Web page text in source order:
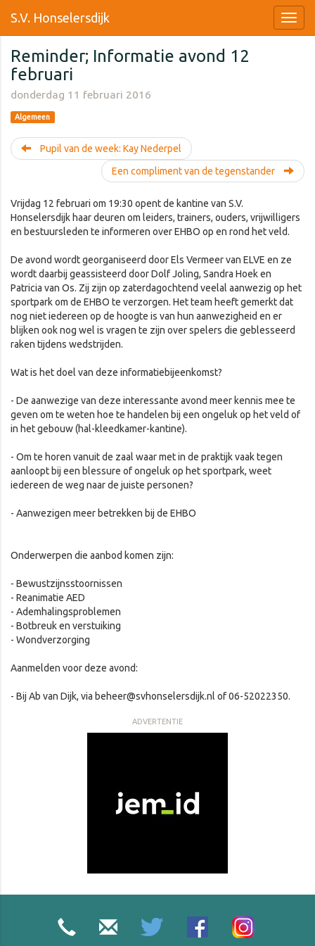
S.V. Honselersdijk
Reminder; Informatie avond 12
februari
donderdag 11 februari 2016
Algemeen
Pupil van de week: Kay Nederpel
Een compliment van de tegenstander
Vrijdag 12 februari om 19:30 opent de kantine van S.V.
Honselersdijk haar deuren om leiders, trainers, ouders, vrijwilligers
en bestuursleden te informeren over EHBO op en rond het veld.
De avond wordt georganiseerd door Els Vermeer van ELVE en ze
wordt daarbij geassisteerd door Dolf Joling, Sandra Hoek en
Patricia van Os. Zij zijn op zaterdagochtend veelal aanwezig op het
sportpark om de EHBO te verzorgen. Het team heeft gemerkt dat
nog niet iedereen op de hoogte is van hun aanwezigheid en er
blijken ook nog wel is vragen te zijn over spelers die geblesseerd
raken tijdens wedstrijden.
Wat is het doel van deze informatiebijeenkomst?
- De aanwezige van deze interessante avond meer kennis mee te
geven om te weten hoe te handelen bij een ongeluk op het veld of
in het gebouw (hal-kleedkamer-kantine).
- Om te horen vanuit de zaal waar met in de praktijk vaak tegen
aanloopt bij een blessure of ongeluk op het sportpark, weet
iedereen de weg naar de juiste personen?
- Aanwezigen meer betrekken bij de EHBO
Onderwerpen die aanbod komen zijn:
- Bewustzijnsstoornissen
- Reanimatie AED
- Ademhalingsproblemen
- Botbreuk en verstuiking
- Wondverzorging
Aanmelden voor deze avond:
- Bij Ab van Dijk, via beheer@svhonselersdijk.nl of 06-52022350.
ADVERTENTIE